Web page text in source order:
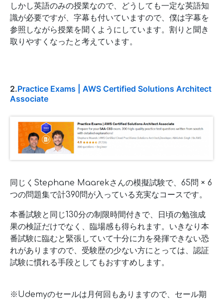
しかし英語のみの授業なので、どうしても一定な英語知
識が必要ですが、字幕も付いていますので、僕は字幕を
参照しながら授業を聞くようにしています。割りと聞き
取りやすくなったと考えています。
2.Practice Exams | AWS Certified Solutions Architect
Associate
同じくStephane Maarekさんの模擬試験で、65問 × 6
つの問題集で計390問が入っている充実なコースです。
本番試験と同じ130分の制限時間付きで、日頃の勉強成
果の検証だけでなく、臨場感も得られます。いきなり本
番試験に臨むと緊張していて十分に力を発揮できない恐
れがありますので、受験歴の少ない方にとっては、認証
試験に慣れる手段としてもおすすめします。
※Udemyのセールは月何回もありますので、セール期